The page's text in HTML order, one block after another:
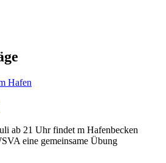
ab 21 Uhr findet m Hafenbecken
eine gemeinsame Übung